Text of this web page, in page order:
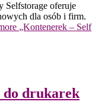
Selfstorage oferuje
dla osób i firm.
„Kontenerek – Self
do drukarek